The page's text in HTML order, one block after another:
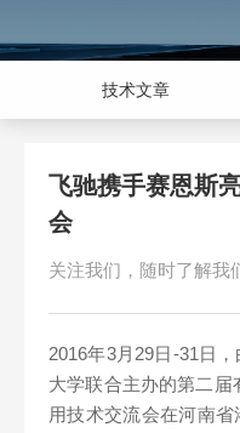
技术文章
飞驰携手赛恩斯
会
关注我们，随时了解我
2016年3月29日-31日
大学联合主办的第二届
用技术交流会在河南